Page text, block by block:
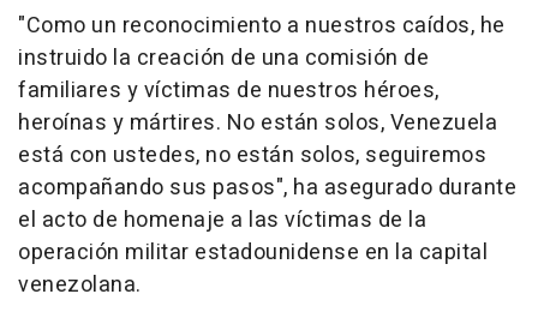
"Como un reconocimiento a nuestros caídos, he
instruido la creación de una comisión de
familiares y víctimas de nuestros héroes,
heroínas y mártires. No están solos, Venezuela
está con ustedes, no están solos, seguiremos
acompañando sus pasos", ha asegurado durante
el acto de homenaje a las víctimas de la
operación militar estadounidense en la capital
venezolana.